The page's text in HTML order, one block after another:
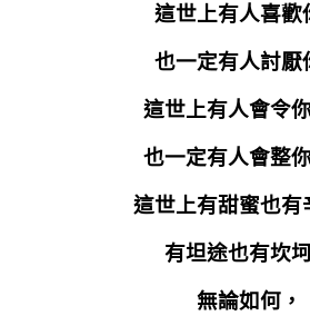
這世上有人喜歡
也一定有人討厭
這世上有人會令
也一定有人會整
這世上有甜蜜也有
有坦途也有坎坷
無論如何，